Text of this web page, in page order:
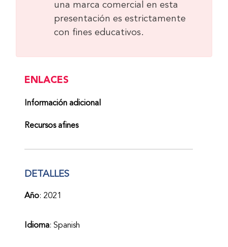
ENLACES
Información adicional
Recursos afines
DETALLES
Año: 2021
Idioma: Spanish
una marca comercial en esta
presentación es estrictamente
con fines educativos.